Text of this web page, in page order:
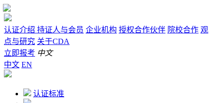
认证介绍 持证人与会员 企业机构 授权合作伙伴 院校合作 观
点与研究 关于CDA
立即报考 中文
中文 EN
认证标准